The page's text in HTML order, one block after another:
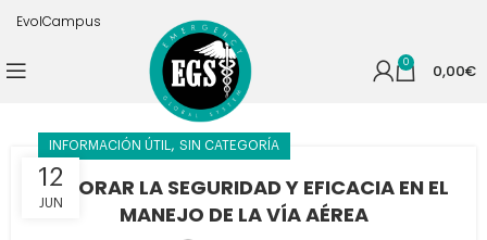
EvolCampus
0 0,00€
12
JUN
INFORMACIÓN ÚTIL , SIN CATEGORÍA
MEJORAR LA SEGURIDAD Y EFICACIA EN EL
MANEJO DE LA VÍA AÉREA